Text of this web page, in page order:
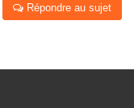
Répondre au sujet